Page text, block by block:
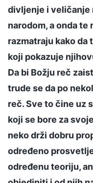
divljenje i veličanje
narodom, a onda
razmatraju kako da
koji pokazuje
Da bi Božju reč
trude se da po
reč. Sve to čine uz
koji se bore za
neko drži dobru
određeno
određenu teoriju,